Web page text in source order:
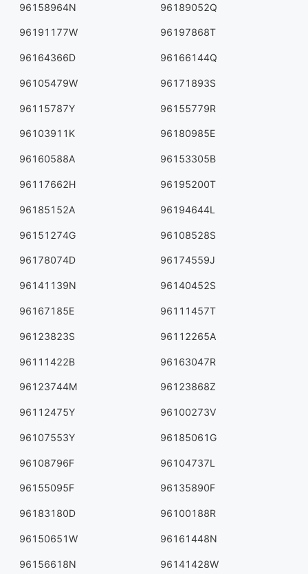
96158964N 96189052Q
96191177W 96197868T
96164366D 96166144Q
96105479W 96171893S
96115787Y 96155779R
96103911K 96180985E
96160588A 96153305B
96117662H 96195200T
96185152A 96194644L
96151274G 96108528S
96178074D 96174559J
96141139N 96140452S
96167185E 96111457T
96123823S 96112265A
96111422B 96163047R
96123744M 96123868Z
96112475Y 96100273V
96107553Y 96185061G
96108796F 96104737L
96155095F 96135890F
96183180D 96100188R
96150651W 96161448N
96156618N 96141428W